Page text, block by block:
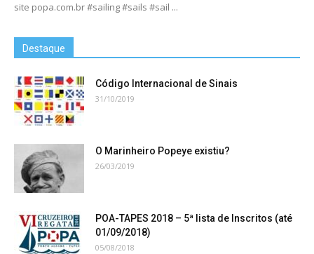
site popa.com.br #sailing #sails #sail ...
Destaque
Código Internacional de Sinais
31/10/2019
O Marinheiro Popeye existiu?
26/03/2019
POA-TAPES 2018 – 5ª lista de Inscritos (até
01/09/2018)
05/08/2018